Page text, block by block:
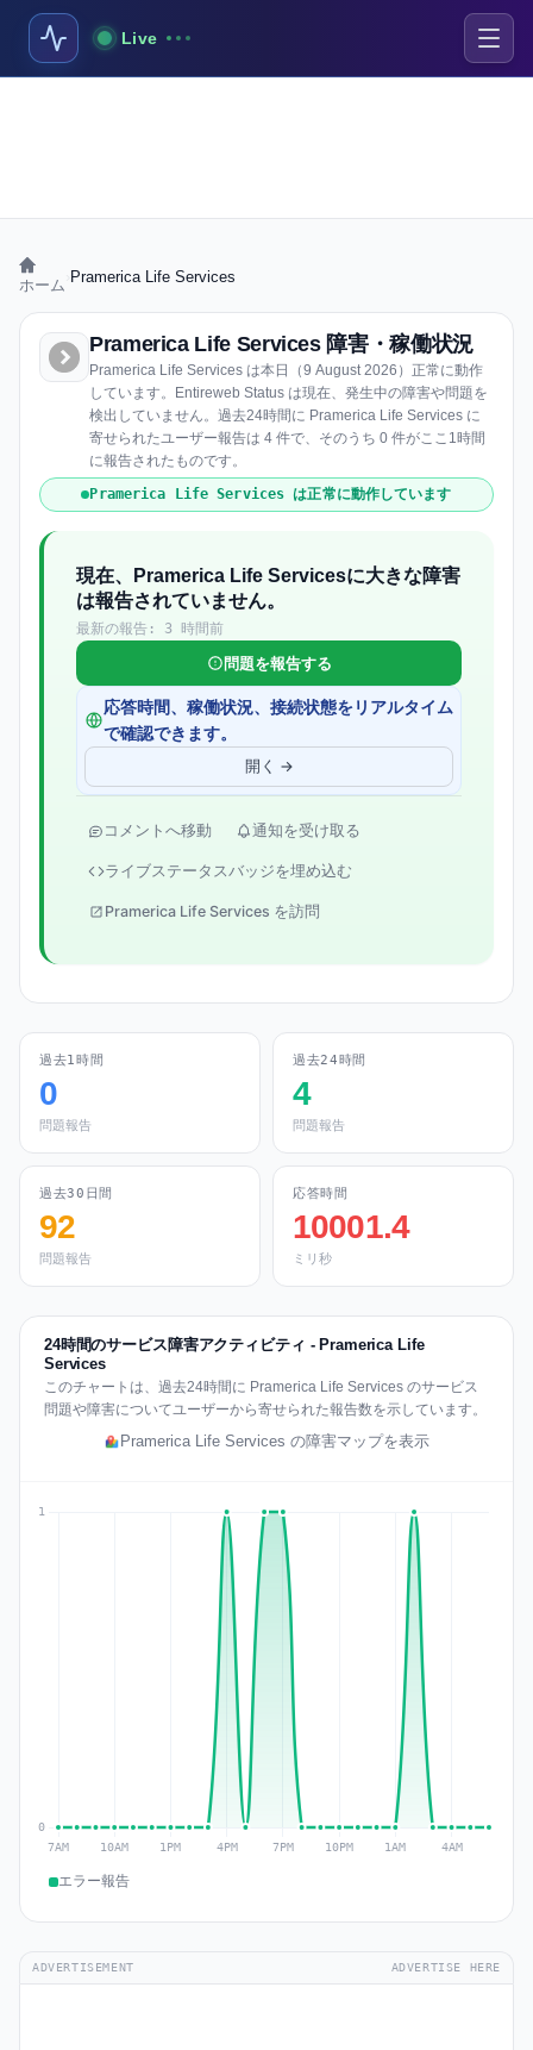
Live
ホーム Pramerica Life Services
Pramerica Life Services 障害・稼働状況
Pramerica Life Services は本日（9 August 2026）正常に動作
しています。Entireweb Status は現在、発生中の障害や問題を
検出していません。過去24時間に Pramerica Life Services に
寄せられたユーザー報告は 4 件で、そのうち 0 件がここ1時間
に報告されたものです。
Pramerica Life Services は正常に動作しています
現在、Pramerica Life Servicesに大きな障害
は報告されていません。
最新の報告: 3 時間前
問題を報告する
応答時間、稼働状況、接続状態をリアルタイム
で確認できます。
開く →
コメントへ移動 通知を受け取る
ライブステータスバッジを埋め込む
Pramerica Life Services を訪問
過去1時間
0
問題報告
過去24時間
4
問題報告
過去30日間
92
問題報告
応答時間
10001.4
ミリ秒
24時間のサービス障害アクティビティ - Pramerica Life
Services
このチャートは、過去24時間に Pramerica Life Services のサービス
問題や障害についてユーザーから寄せられた報告数を示しています。
Pramerica Life Services の障害マップを表示
エラー報告
ADVERTISEMENT ADVERTISE HERE